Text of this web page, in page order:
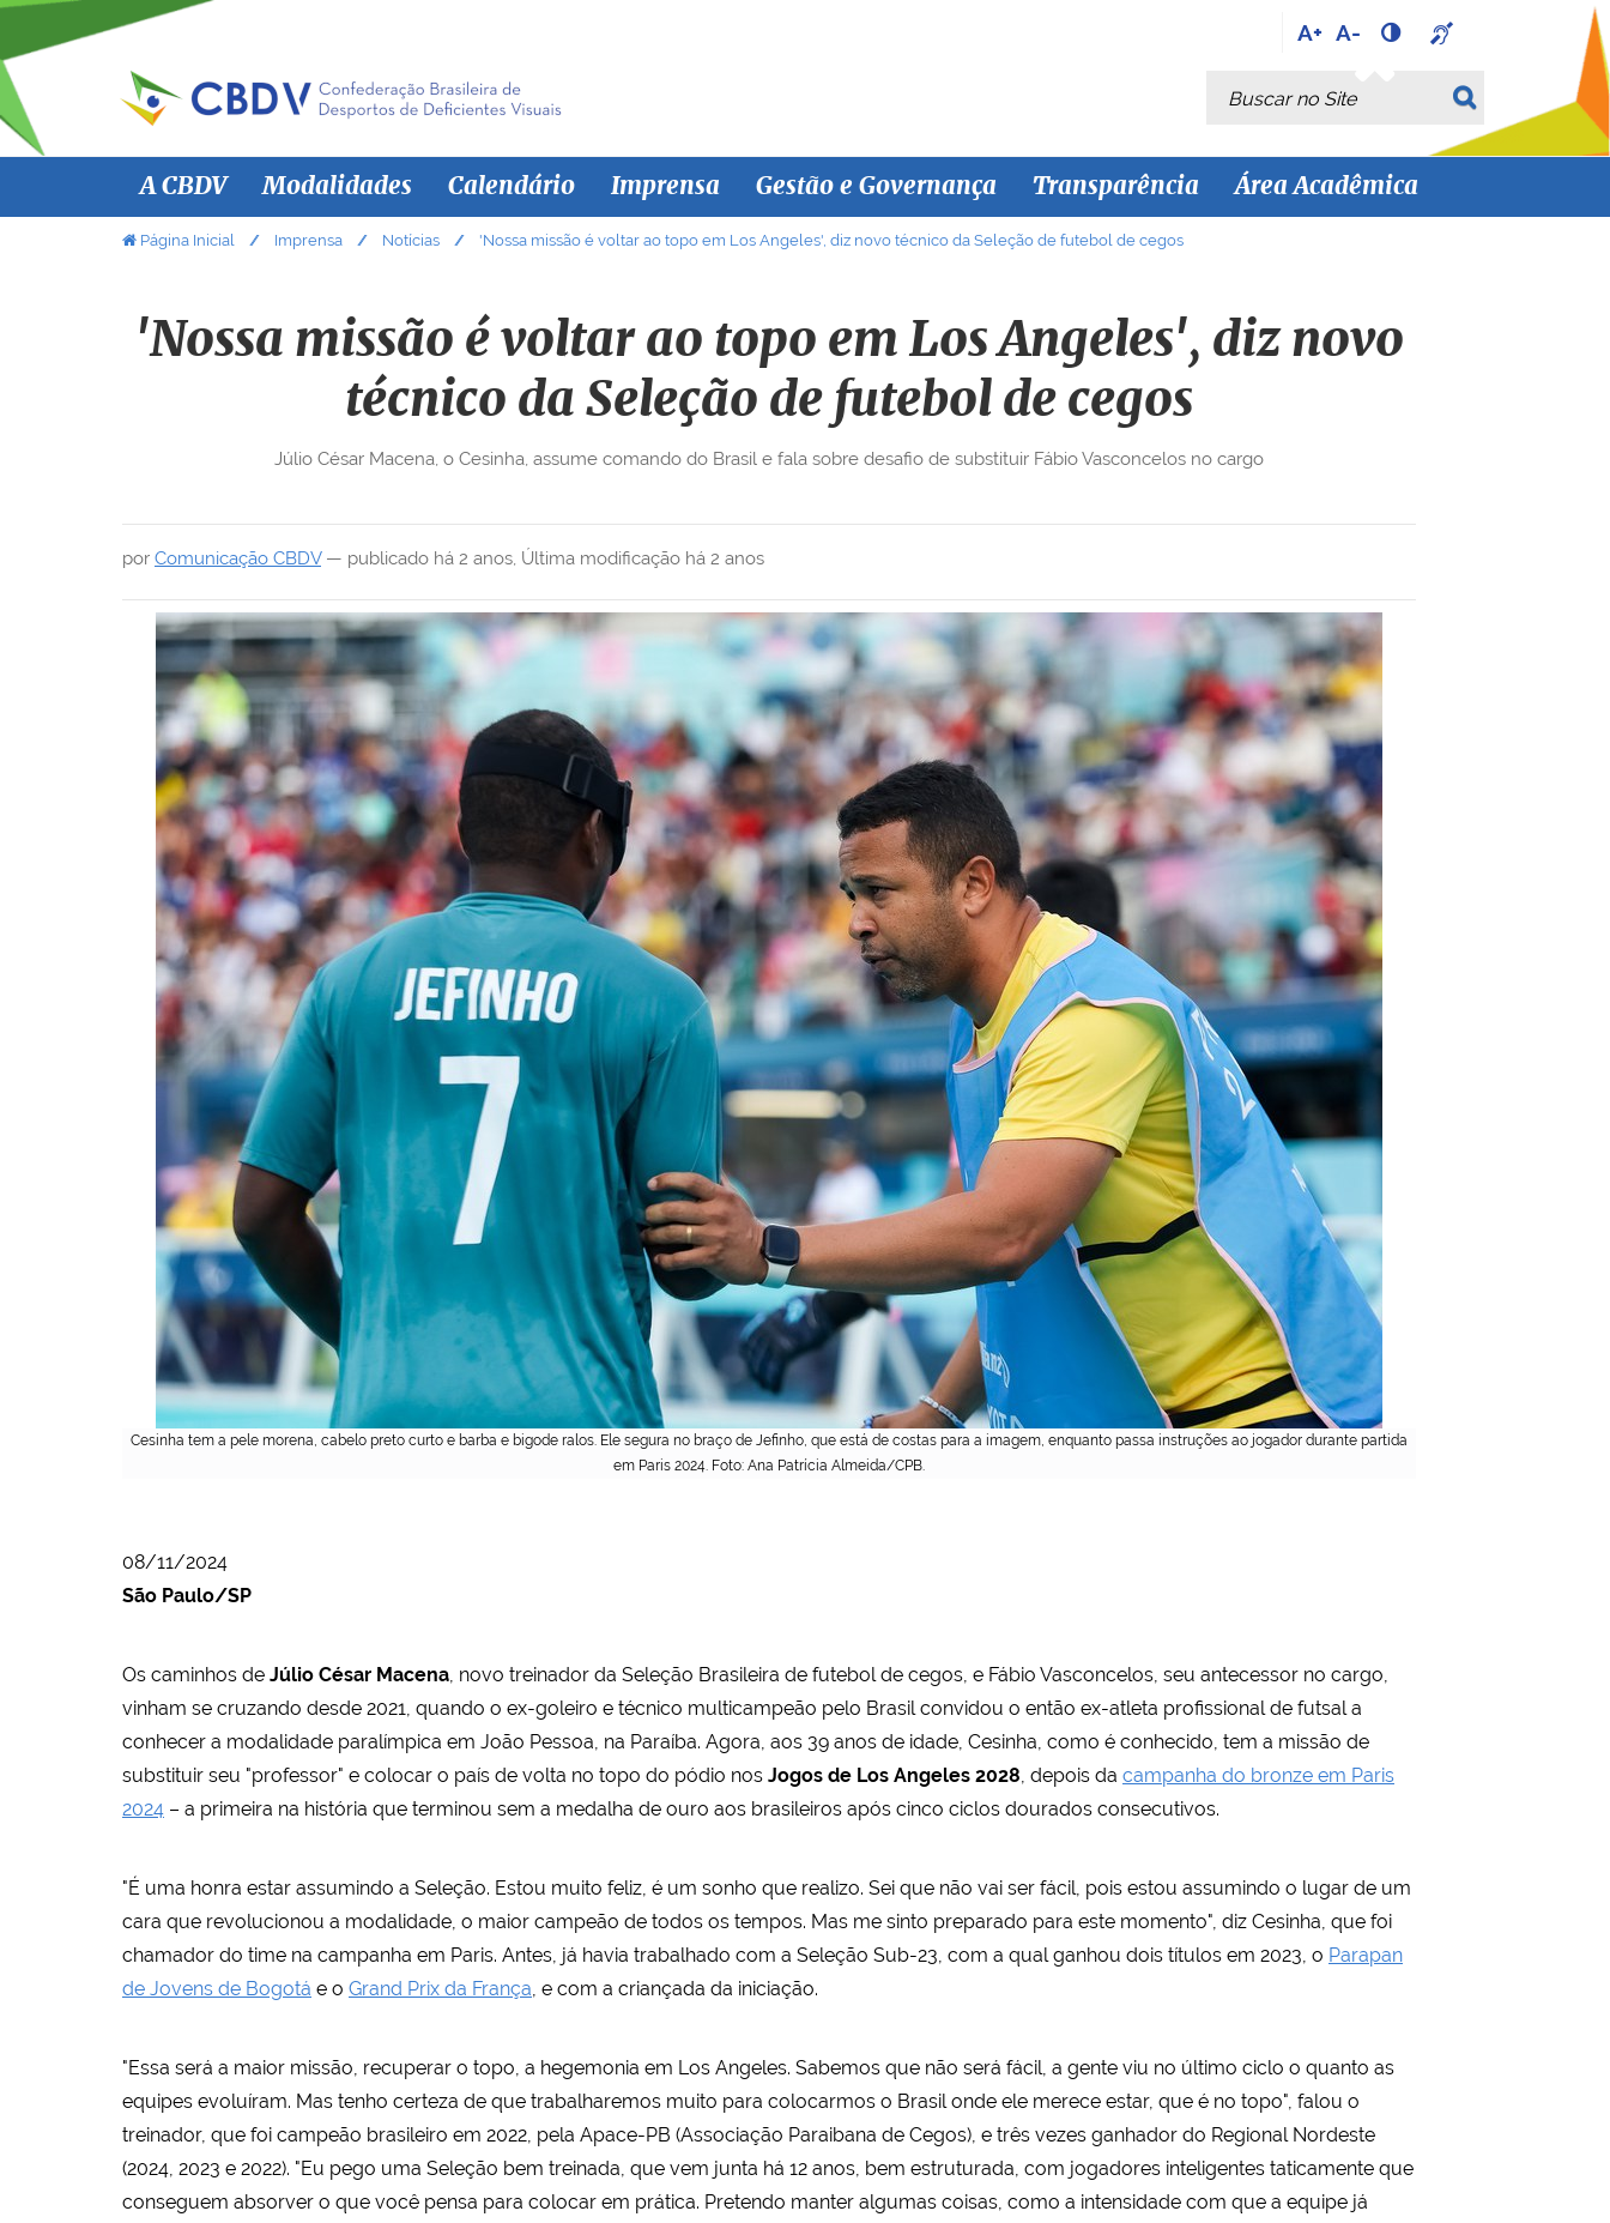
A+ A-
Busca
Busca Avançada…
A CBDV Modalidades Calendário Imprensa Gestão e Governança Transparência Área Acadêmica
V Página Inicial Imprensa Notícias 'Nossa missão é voltar ao topo em Los Angeles', diz novo técnico da Seleção de futebol de cegos
Cesinha tem a pele morena, cabelo preto curto e barba e bigode ralos. Ele segura no braço de Jefinho, que está de costas para a imagem, enquanto passa instruções ao jogador durante partida
em Paris 2024. Foto: Ana Patrícia Almeida/CPB.
'Nossa missão é voltar ao topo em Los Angeles', diz novo
técnico da Seleção de futebol de cegos
por Comunicação CBDV— publicado há 2 anos, Última modificação há 2 anos
Júlio César Macena, o Cesinha, assume comando do Brasil e fala sobre desafio de substituir Fábio Vasconcelos no cargo
08/11/2024
São Paulo/SP
Os caminhos de Júlio César Macena, novo treinador da Seleção Brasileira de futebol de cegos, e Fábio Vasconcelos, seu antecessor no cargo,
vinham se cruzando desde 2021, quando o ex-goleiro e técnico multicampeão pelo Brasil convidou o então ex-atleta profissional de futsal a
conhecer a modalidade paralímpica em João Pessoa, na Paraíba. Agora, aos 39 anos de idade, Cesinha, como é conhecido, tem a missão de
substituir seu "professor" e colocar o país de volta no topo do pódio nos Jogos de Los Angeles 2028, depois da campanha do bronze em Paris
2024 – a primeira na história que terminou sem a medalha de ouro aos brasileiros após cinco ciclos dourados consecutivos.
"É uma honra estar assumindo a Seleção. Estou muito feliz, é um sonho que realizo. Sei que não vai ser fácil, pois estou assumindo o lugar de um
cara que revolucionou a modalidade, o maior campeão de todos os tempos. Mas me sinto preparado para este momento", diz Cesinha, que foi
chamador do time na campanha em Paris. Antes, já havia trabalhado com a Seleção Sub-23, com a qual ganhou dois títulos em 2023, o Parapan
de Jovens de Bogotá e o Grand Prix da França, e com a criançada da iniciação.
"Essa será a maior missão, recuperar o topo, a hegemonia em Los Angeles. Sabemos que não será fácil, a gente viu no último ciclo o quanto as
equipes evoluíram. Mas tenho certeza de que trabalharemos muito para colocarmos o Brasil onde ele merece estar, que é no topo", falou o
treinador, que foi campeão brasileiro em 2022, pela Apace-PB (Associação Paraibana de Cegos), e três vezes ganhador do Regional Nordeste
(2024, 2023 e 2022). "Eu pego uma Seleção bem treinada, que vem junta há 12 anos, bem estruturada, com jogadores inteligentes taticamente que
conseguem absorver o que você pensa para colocar em prática. Pretendo manter algumas coisas, como a intensidade com que a equipe já